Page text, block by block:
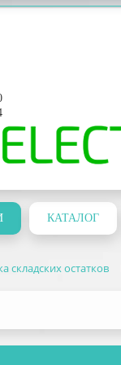
КАТАЛОГ
складских остатков